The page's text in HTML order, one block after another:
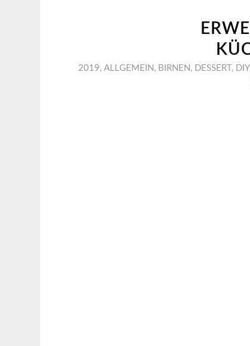
2019, ALLGEMEIN , BIRNEN , DESSERT , DIY